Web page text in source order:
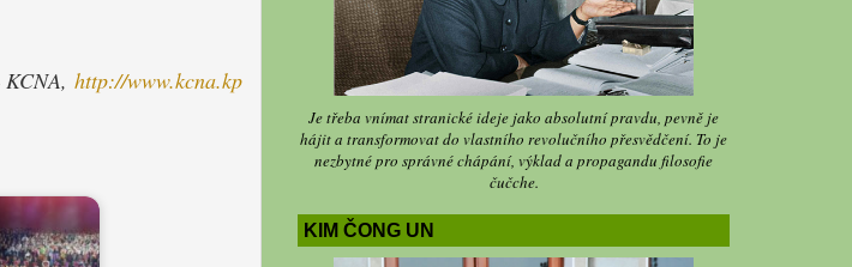
http://www.kcna.kp
Je třeba vnímat stranické ideje jako absolutní pravdu, pevně je
hájit a transformovat do vlastního revolučního přesvědčení. To je
nezbytné pro správné chápání, výklad a propagandu filosofie
čučche.
KIM ČONG UN